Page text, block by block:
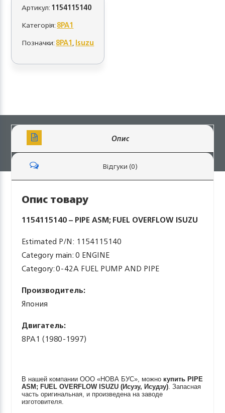
Артикул:1154115140
Категорія:8PA1
Позначки:8PA1,Isuzu
Опис
Відгуки (0)
Опис товару
1154115140 – PIPE ASM; FUEL OVERFLOW ISUZU
Estimated P/N: 1154115140
Category main: 0 ENGINE
Category: 0-42A FUEL PUMP AND PIPE
Производитель:
Япония
Двигатель:
8PA1 (1980-1997)
В нашей компании ООО «НОВА БУС», можно купить PIPE
ASM; FUEL OVERFLOWISUZU (Исузу, Исудзу). Запасная
часть оригинальная, и произведена на заводе
изготовителя.